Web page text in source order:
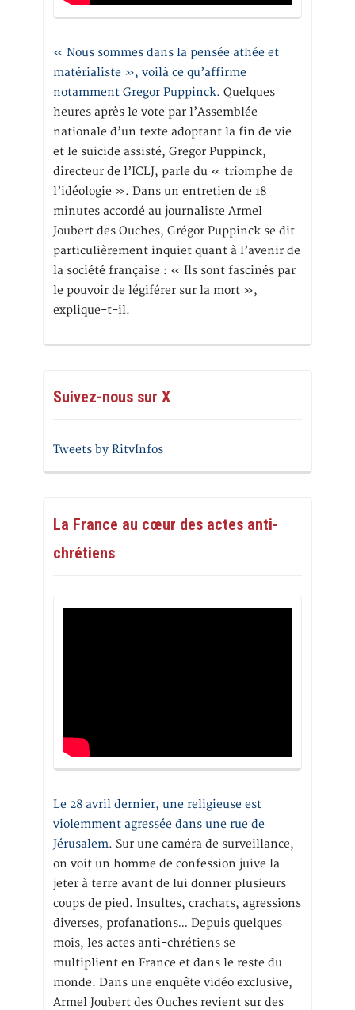
« Nous sommes dans la pensée athée et
matérialiste », voilà ce qu’affirme
notamment Gregor Puppinck. Quelques
heures après le vote par l’Assemblée
nationale d’un texte adoptant la fin de vie
et le suicide assisté, Gregor Puppinck,
directeur de l’ICLJ, parle du « triomphe de
l’idéologie ». Dans un entretien de 18
minutes accordé au journaliste Armel
Joubert des Ouches, Grégor Puppinck se dit
particulièrement inquiet quant à l’avenir de
la société française : « Ils sont fascinés par
le pouvoir de légiférer sur la mort »,
explique-t-il.
Suivez-nous sur X
Tweets by RitvInfos
La France au cœur des actes anti-
chrétiens
Le 28 avril dernier, une religieuse est
violemment agressée dans une rue de
Jérusalem. Sur une caméra de surveillance,
on voit un homme de confession juive la
jeter à terre avant de lui donner plusieurs
coups de pied. Insultes, crachats, agressions
diverses, profanations… Depuis quelques
mois, les actes anti-chrétiens se
multiplient en France et dans le reste du
monde. Dans une enquête vidéo exclusive,
Armel Joubert des Ouches revient sur des